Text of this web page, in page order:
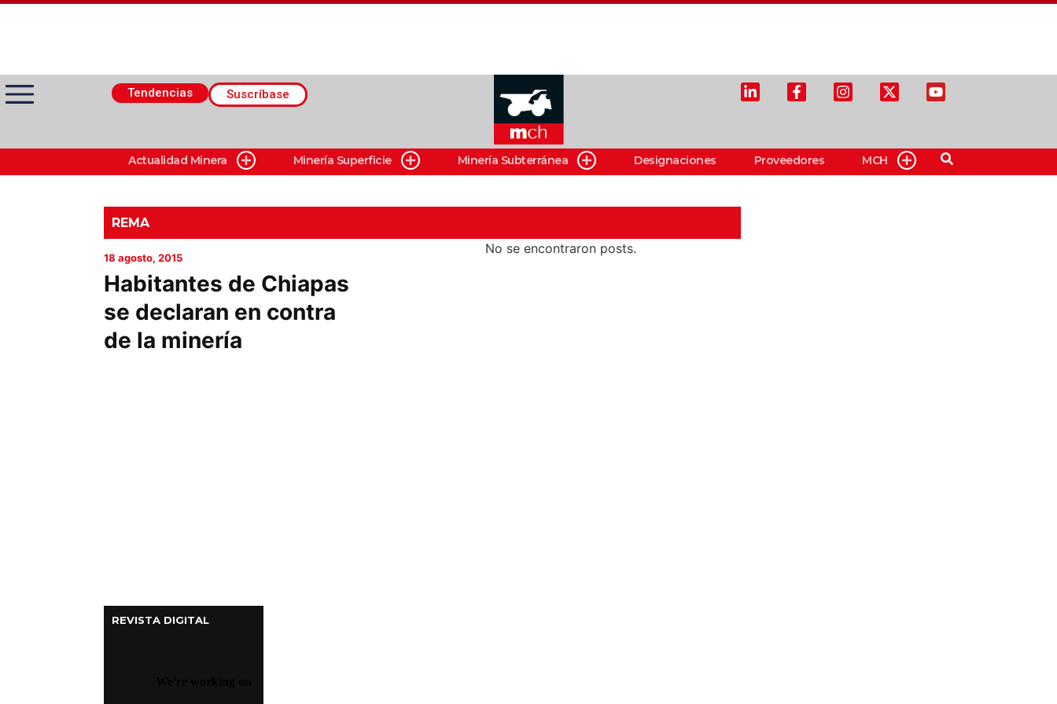
Tendencias Suscríbase
Actualidad Minera
Minería Superficie
Minerí­a Subterránea
Actualidad Minera Minería Superficie Minería Subterránea Designaciones Proveedores MCH
REMA
18 agosto, 2015
Habitantes de Chiapas
se declaran en contra
de la minería
No se encontraron posts.
REVISTA DIGITAL